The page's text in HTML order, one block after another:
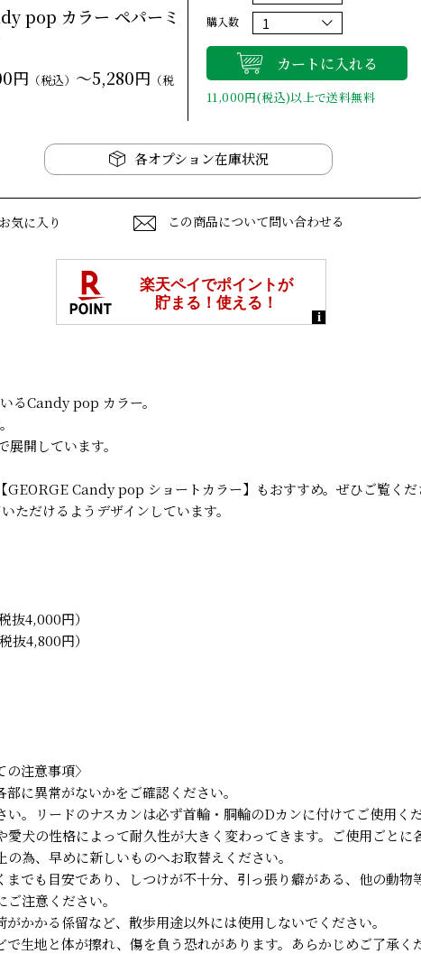
pop カラー ペパーミ
円 （税込） ～5,280円 （税
購入数
カートに入れる
11,000円(税込)以上で送料無料
各オプション在庫状況
お気に入り この商品について問い合わせる
るCandy pop カラー。
開しています。
Candy pop ショートカラー】もおすすめ。ぜひご覧くだ
ただけるようデザインしています。
抜4,000円）
抜4,800円）
注意事項〉
に異常がないかをご確認ください。
。リードのナスカンは必ず首輪・胴輪のDカンに付けてご使用くだ
犬の性格によって耐久性が大きく変わってきます。ご使用ごとに
為、早めに新しいものへお取替えください。
までも目安であり、しつけが不十分、引っ張り癖がある、他の動
注意ください。
かかる係留など、散歩用途以外には使用しないでください。
生地と体が擦れ、傷を負う恐れがあります。あらかじめご了承く